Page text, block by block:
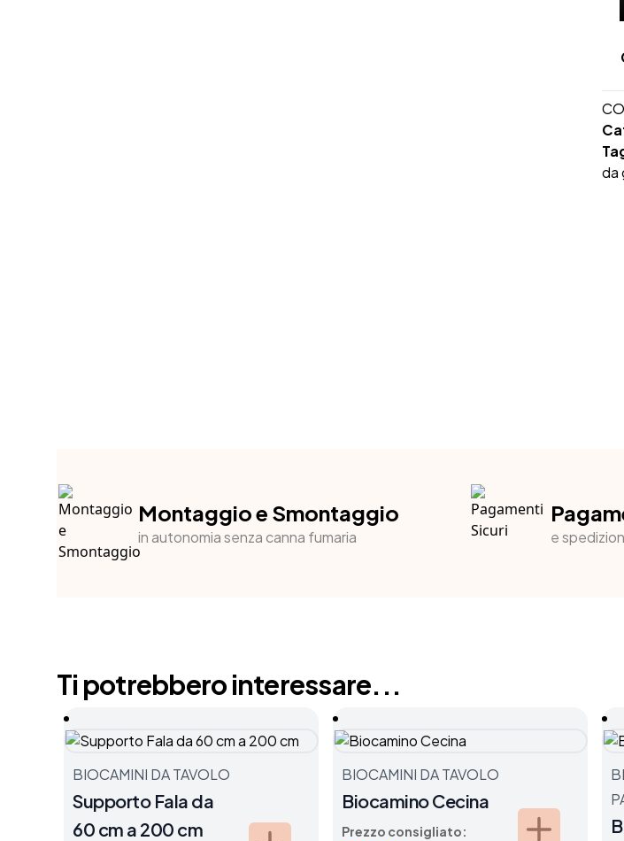
da
Montaggio e Smontaggio
in autonomia senza canna fumaria e
Ti potrebbero interessare...
BIOCAMINI DA TAVOLO
Supporto Fala da
60 cm a 200 cm
BIOCAMINI DA TAVOLO
Biocamino Cecina
Prezzo consigliato: